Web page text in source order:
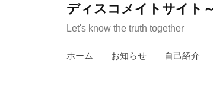
ディスコメイトサイト
Let's know the truth together
ホーム お知らせ 自己紹介